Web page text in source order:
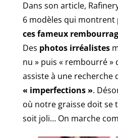
Dans son article,
6 modèles qui
ces fameux
Des photos irréalistes
nu » puis « rembourré »
assiste à une recherche
« imperfections ».
où notre graisse doit se
soit joli… On marche